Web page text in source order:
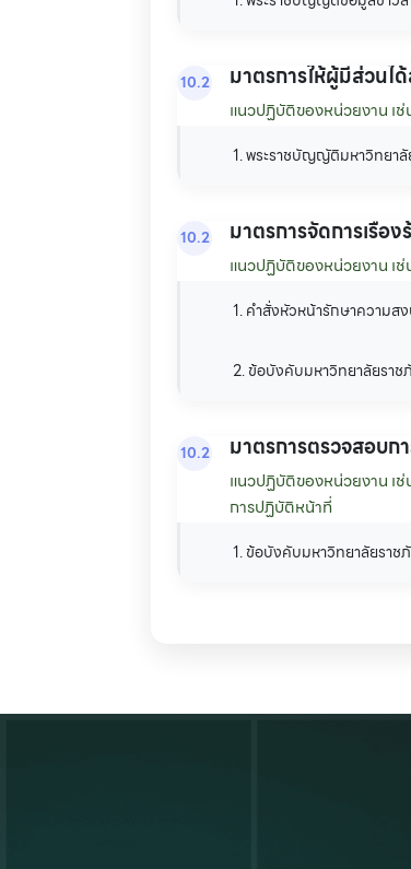
10.2 มาตรการให้ผู้มีส่วนไ
แนวปฏิบัติของหน่วยงาน เช่
1. พระราชบัญญัติมหาวิทยา
10.2 มาตรการจัดการเรื่อ
แนวปฏิบัติของหน่วยงาน เช่
1. คำสั่งหัวหน้ารักษาความส
2. ข้อบังคับมหาวิทยาลัยราช
10.2 มาตรการตรวจสอบ
แนวปฏิบัติของหน่วยงาน เ
การปฏิบัติหน้าที่
1. ข้อบังคับมหาวิทยาลัยรา